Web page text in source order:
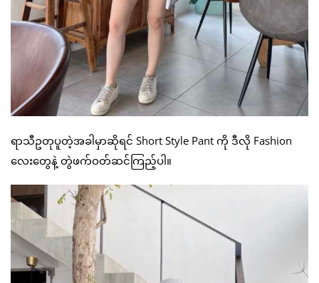
ရာသီဥတုပူတဲ့အခါမှာဆိုရင် Short Style Pant ကို ဒီလို Fashion
လေးတွေနဲ့ တွဲဖက်ဝတ်ဆင်ကြည့်ပါ။